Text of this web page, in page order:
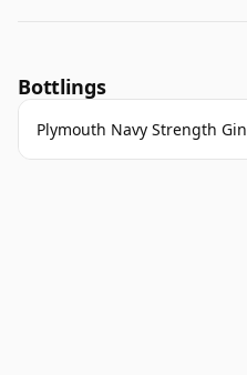
Bottlings
Plymouth Navy Strength Gin